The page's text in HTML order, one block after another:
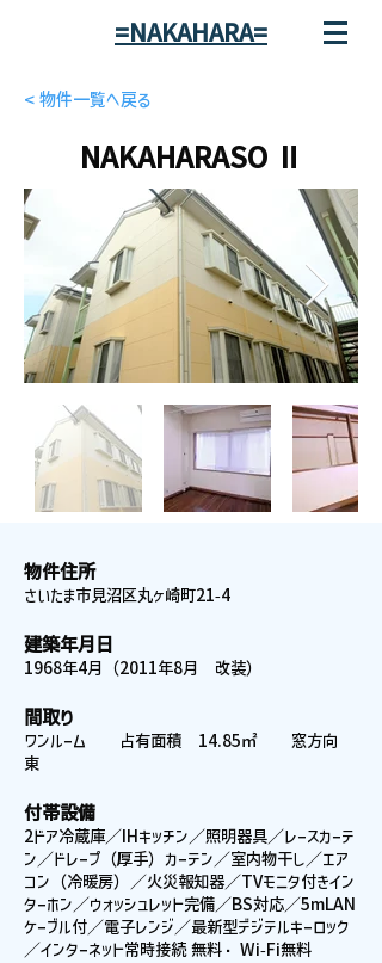
=NAKAHARA=
< 物件一覧へ戻る
NAKAHARASO Ⅱ
物件住所
さいたま市見沼区丸ヶ崎町21-4
建築年月日
1968年4月（2011年8月 改装）
間取り
ワンルーム 占有面積 14.85㎡ 窓方向
東
付帯設備
2ドア冷蔵庫／IHキッチン／照明器具／レースカーテ
ン／ドレープ（厚手）カーテン／室内物干し／エア
コン（冷暖房）／火災報知器／TVモニタ付きイン
ターホン／ウォッシュレット完備／BS対応／5mLAN
ケーブル付／電子レンジ／最新型デジテルキーロック
／インターネット常時接続 無料・ Wi-Fi無料